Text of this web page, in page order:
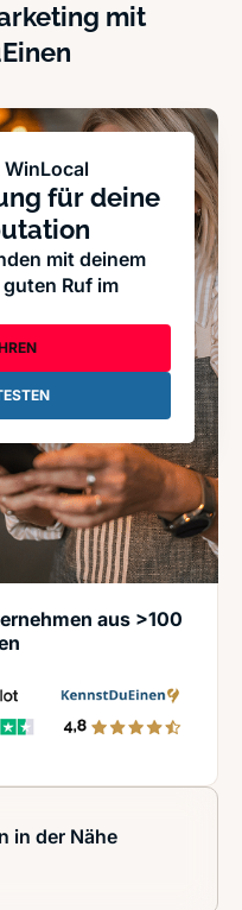
mit
für deine
mit deinem
Ruf im
aus >100
in der Nähe